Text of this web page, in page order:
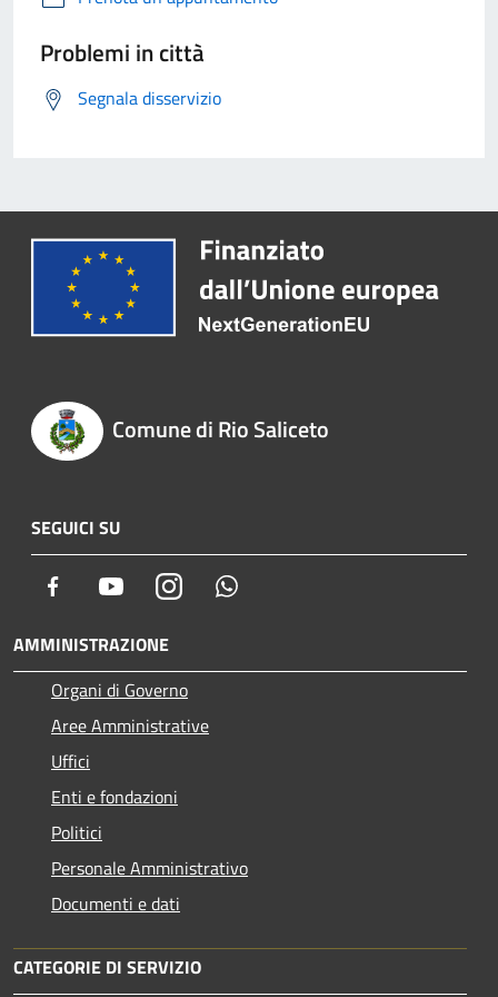
Problemi in città
Segnala disservizio
Comune di Rio Saliceto
SEGUICI SU
Facebook YoutubeInstagram
AMMINISTRAZIONE
Organi di Governo
Aree Amministrative
Uffici
Enti e fondazioni
Politici
Personale Amministrativo
Documenti e dati
CATEGORIE DI SERVIZIO